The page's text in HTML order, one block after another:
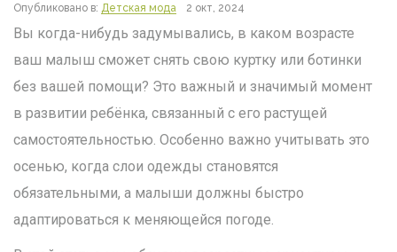
Опубликовано в: Детская мода 2 окт, 2024
Вы когда-нибудь задумывались, в каком возрасте
ваш малыш сможет снять свою куртку или ботинки
без вашей помощи? Это важный и значимый момент
в развитии ребёнка, связанный с его растущей
самостоятельностью. Особенно важно учитывать это
осенью, когда слои одежды становятся
обязательными, а малыши должны быстро
адаптироваться к меняющейся погоде.